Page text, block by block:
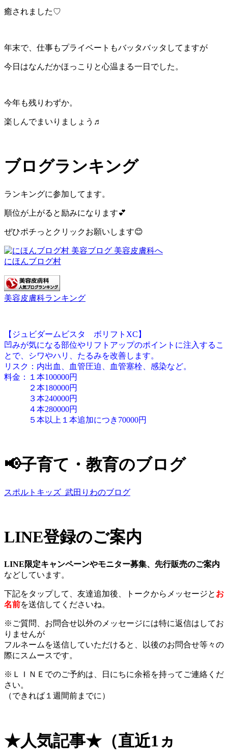
癒されました♡
年末で、仕事もプライベートもバッタバッタしてますが
今日はなんだかほっこりと心温まる一日でした。
今年も残りわずか。
楽しんでまいりましょう♬
ブログランキング
ランキングに参加してます。
順位が上がると励みになります💕
ぜひポチっとクリックお願いします😊
にほんブログ村
美容皮膚科ランキング
【ジュビダームビスタ ボリフトXC】
凹みが気になる部位やリフトアップのポイントに注入するこ
とで、シワやハリ、たるみを改善します。
リスク：内出血、血管圧迫、血管塞栓、感染など。
料金：１本100000円
２本180000円
３本240000円
４本280000円
５本以上１本追加につき70000円
📢子育て・教育のブログ
スポルトキッズ 武田りわのブログ
LINE登録のご案内
LINE限定キャンペーンやモニター募集、先行販売のご案内
などしています。
下記をタップして、友達追加後、トークからメッセージと お
名前を送信してくださいね。
※ご質問、お問合せ以外のメッセージには特に返信はしてお
りませんが
フルネームを送信していただけると、以後のお問合せ等々の
際にスムースです。
※ＬＩＮＥでのご予約は、日にちに余裕を持ってご連絡くだ
さい。
（できれば１週間前までに）
★人気記事★（直近1ヵ